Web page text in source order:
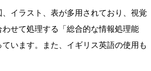
イラスト、表が多用されており、視覚
せて処理する「総合的な情報処理能
います。また、イギリス英語の使用も